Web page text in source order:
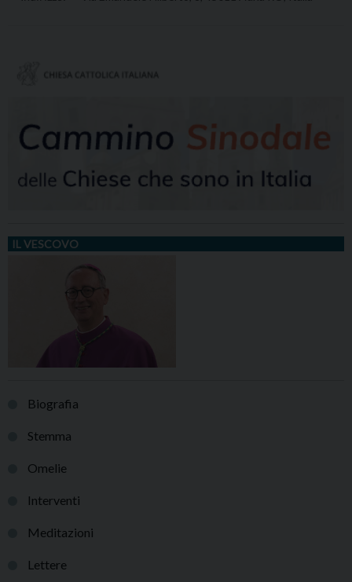
IL VESCOVO
Biografia
Stemma
Omelie
Interventi
Meditazioni
Lettere